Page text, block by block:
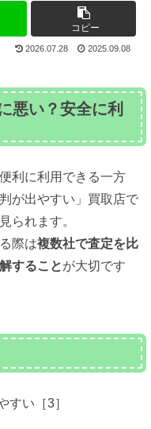
コピー
2026.07.28 2025.09.08
悪い？安全に利
利に利用できる一方
が出やすい」買取店で
られます。
際は複数社で査定を比
することが大切です
すい［3］